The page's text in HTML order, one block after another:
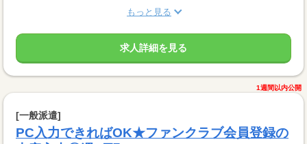
もっと見る
求人詳細を見る
1週間以内公開
[一般派遣]
PC入力できればOK★ファンクラブ会員登録の